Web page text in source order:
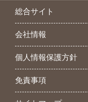
総合サイト
会社情報
個人情報保護方針
免責事項